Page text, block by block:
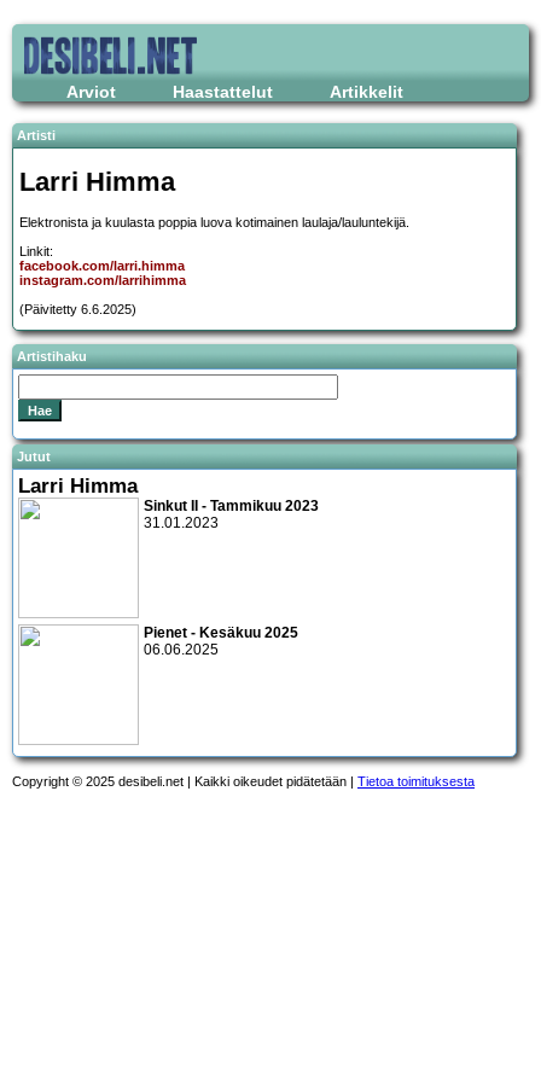
Arviot Haastattelut Artikkelit
Artisti
Larri Himma
Elektronista ja kuulasta poppia luova kotimainen laulaja/lauluntekijä.
Linkit:
facebook.com/larri.himma
instagram.com/larrihimma
(Päivitetty 6.6.2025)
Artistihaku
Jutut
Larri Himma
Sinkut II - Tammikuu 2023
31.01.2023
Pienet - Kesäkuu 2025
06.06.2025
Copyright © 2025 desibeli.net | Kaikki oikeudet pidätetään | Tietoa toimituksesta